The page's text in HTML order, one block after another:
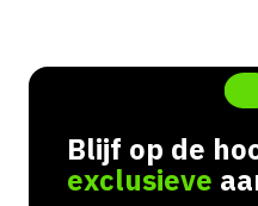
Blijf op de
exclusieve